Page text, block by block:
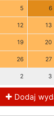
5 6
12 13
19 20
26 27
2 3
Dodaj